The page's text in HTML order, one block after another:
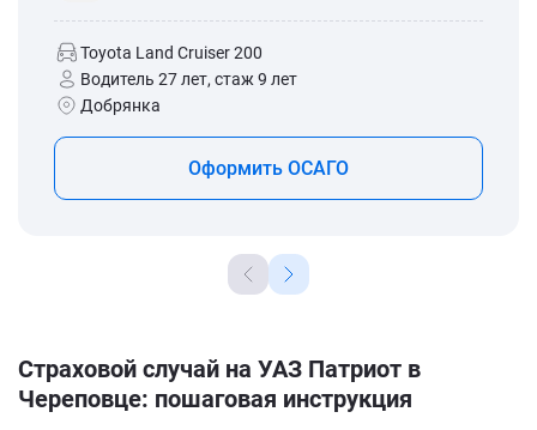
Toyota Land Cruiser 200
Водитель 27 лет, стаж 9 лет
Добрянка
Оформить ОСАГО
Страховой случай на УАЗ Патриот в
Череповце: пошаговая инструкция